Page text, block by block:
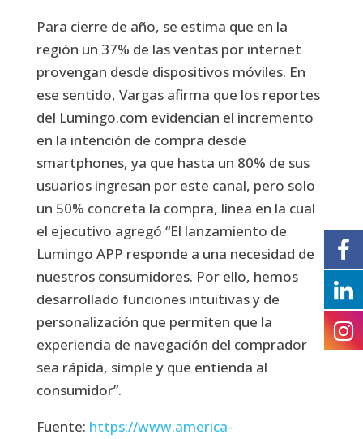
Para cierre de año, se estima que en la
región un 37% de las ventas por internet
provengan desde dispositivos móviles. En
ese sentido, Vargas afirma que los reportes
del Lumingo.com evidencian el incremento
en la intención de compra desde
smartphones, ya que hasta un 80% de sus
usuarios ingresan por este canal, pero solo
un 50% concreta la compra, línea en la cual
el ejecutivo agregó “El lanzamiento de
Lumingo APP responde a una necesidad de
nuestros consumidores. Por ello, hemos
desarrollado funciones intuitivas y de
personalización que permiten que la
experiencia de navegación del comprador
sea rápida, simple y que entienda al
consumidor”.
Fuente: https://www.america-